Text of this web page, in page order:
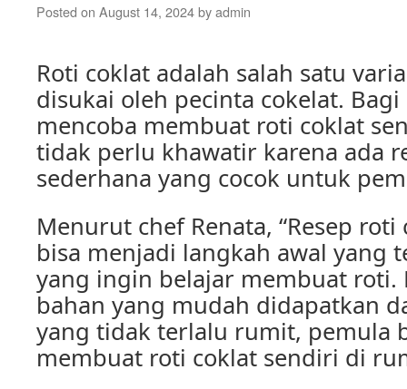
Posted on August 14, 2024byadmin
Roti coklat adalah salah satu
disukai oleh pecinta cokelat.
mencoba membuat roti coklat
tidak perlu khawatir karena ada
sederhana yang cocok untuk
Menurut chef Renata, “Resep
bisa menjadi langkah awal yang
yang ingin belajar membuat roti.
bahan yang mudah didapatkan
yang tidak terlalu rumit, pemula
membuat roti coklat sendiri di